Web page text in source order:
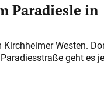
Paradiesle in
Westen.
geht es